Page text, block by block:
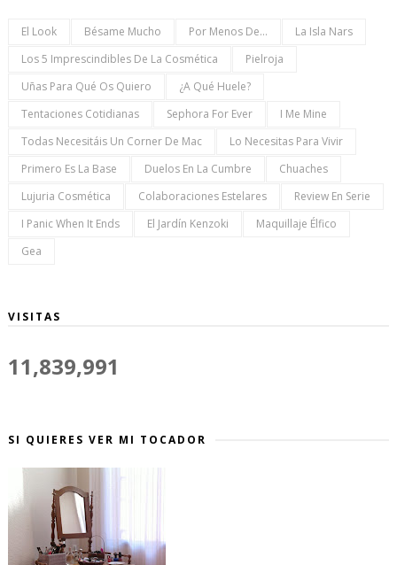
El Look Bésame Mucho Por Menos De...
La Isla Nars
Los 5 Imprescindibles De La Cosmética
Pielroja
Uñas Para Qué Os Quiero
¿a Qué Huele?
Tentaciones Cotidianas
Sephora For Ever
I Me Mine
Todas Necesitáis Un Corner De Mac
Lo Necesitas Para Vivir
Primero Es La Base
Duelos En La Cumbre
Chuaches
Lujuria Cosmética
Colaboraciones Estelares
Review En Serie
I Panic When It Ends
El Jardín Kenzoki
Maquillaje Élfico
Gea
VISITAS
11,839,991
SI QUIERES VER MI TOCADOR